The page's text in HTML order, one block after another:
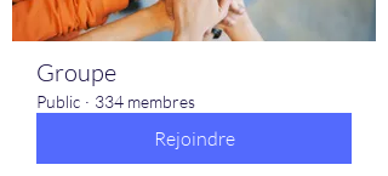
Groupe
Public · 334 membres
Rejoindre